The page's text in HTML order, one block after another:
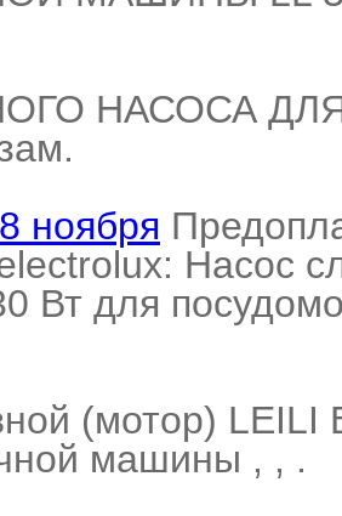
НАСОСА
ноября
(мотор) LEILI
машины , , .